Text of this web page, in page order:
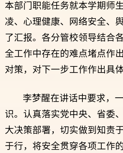
本部门职能任务就本学期师
凌、心理健康、网络安全、
了汇报。各分管校领导结合
全工作中存在的难点堵点作
对策，对下一步工作作出具体
李梦醒在讲话中要求，
识。认真落实党中央、省委
大决策部署，切实做到知责
于行，将安全贯穿各项工作